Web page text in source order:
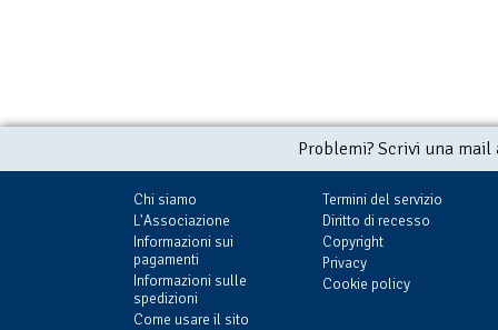
Problemi? Scrivi una
Chi siamo
L'Associazione
Informazioni sui
pagamenti
Informazioni sulle
spedizioni
Come usare il sito
Termini del servizio
Diritto di recesso
Copyright
Privacy
Cookie policy